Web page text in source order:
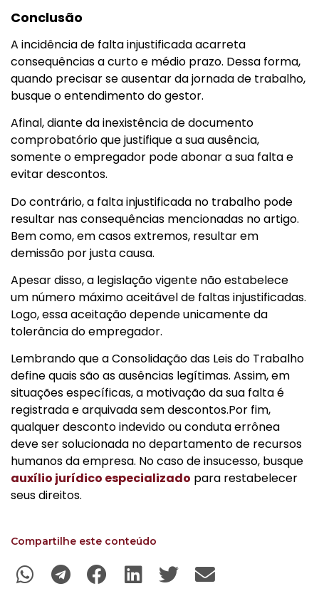
Conclusão
A incidência de falta injustificada acarreta
consequências a curto e médio prazo. Dessa forma,
quando precisar se ausentar da jornada de trabalho,
busque o entendimento do gestor.
Afinal, diante da inexistência de documento
comprobatório que justifique a sua ausência,
somente o empregador pode abonar a sua falta e
evitar descontos.
Do contrário, a falta injustificada no trabalho pode
resultar nas consequências mencionadas no artigo.
Bem como, em casos extremos, resultar em
demissão por justa causa.
Apesar disso, a legislação vigente não estabelece
um número máximo aceitável de faltas injustificadas.
Logo, essa aceitação depende unicamente da
tolerância do empregador.
Lembrando que a Consolidação das Leis do Trabalho
define quais são as ausências legítimas. Assim, em
situações específicas, a motivação da sua falta é
registrada e arquivada sem descontos.Por fim,
qualquer desconto indevido ou conduta errônea
deve ser solucionada no departamento de recursos
humanos da empresa. No caso de insucesso, busque
auxílio jurídico especializado para restabelecer
seus direitos.
Compartilhe este conteúdo